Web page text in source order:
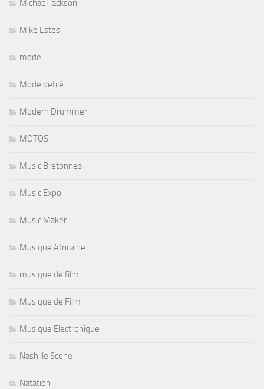
Michael Jackson
Mike Estes
mode
Mode defilé
Modern Drummer
MOTOS
Music Bretonnes
Music Expo
Music Maker
Musique Africaine
musique de film
Musique de Film
Musique Electronique
Nashille Scene
Natation